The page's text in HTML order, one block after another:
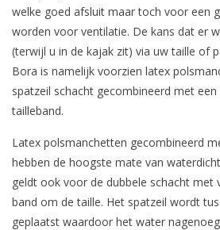
welke goed afsluit maar toch voor een
worden voor ventilatie. De kans dat er
(terwijl u in de kajak zit) via uw taille of
Bora is namelijk voorzien latex
spatzeil schacht gecombineerd met
tailleband.
Latex polsmanchetten gecombineerd
hebben de hoogste mate van
geldt ook voor de dubbele schacht met
band om de taille. Het spatzeil wordt
geplaatst waardoor het water